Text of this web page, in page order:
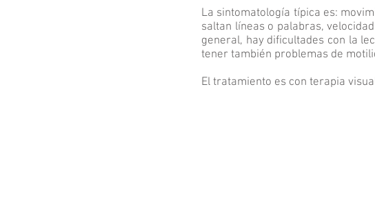
La sintomatología típica es:
saltan líneas o palabras,
general, hay dificultades con la
tener también problemas de
El tratamiento es con terapia